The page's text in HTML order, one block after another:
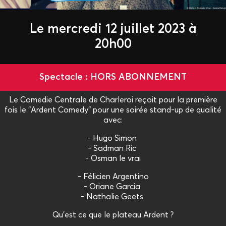
Le mercredi 12 juillet 2023 à
20h00
Spectacle : HORS ABONNEMENT
Le Comedie Centrale de Charleroi reçoit pour la première
fois le "Ardent Comedy" pour une soirée stand-up de qualité
avec:
- Hugo Simon
- Sadman Ric
- Osman le vrai
- Félicien Argentino
- Oriane Garcia
- Nathalie Geets
Qu'est ce que le plateau Ardent ?